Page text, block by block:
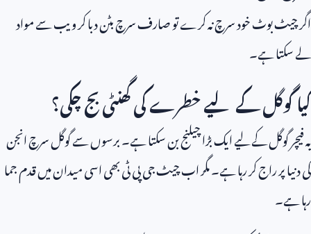
اگر چیٹ بوٹ خود سرچ نہ کرے تو صارف سرچ بٹن دبا کر ویب سے مواد
لے سکتا ہے۔
کیا گوگل کے لیے خطرے کی گھنٹی بج چکی؟
یہ فیچر گوگل کے لیے ایک بڑا چیلنج بن سکتا ہے۔ برسوں سے گوگل سرچ انجن
کی دنیا پر راج کر رہا ہے۔ مگر اب چیٹ جی پی ٹی بھی اسی میدان میں قدم جما
رہا ہے۔